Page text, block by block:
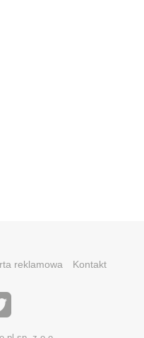
reklamowa Kontakt